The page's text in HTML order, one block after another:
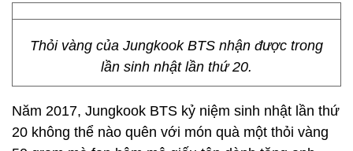
Thỏi vàng của Jungkook BTS nhận được trong
lần sinh nhật lần thứ 20.
Năm 2017, Jungkook BTS kỷ niệm sinh nhật lần thứ
20 không thể nào quên với món quà một thỏi vàng